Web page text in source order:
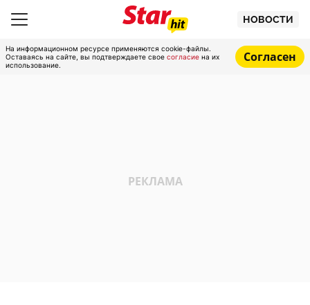
НОВОСТИ
На информационном ресурсе применяются cookie-файлы.
Оставаясь на сайте, вы подтверждаете свое согласие на их
использование.
Согласен